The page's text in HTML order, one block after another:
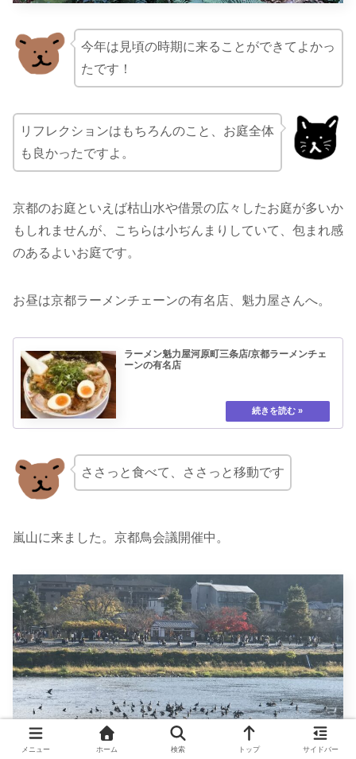
今年は見頃の時期に来ることができてよかっ
たです！
リフレクションはもちろんのこと、お庭全体
も良かったですよ。
京都のお庭といえば枯山水や借景の広々したお庭が多いか
もしれませんが、こちらは小ぢんまりしていて、包まれ感
のあるよいお庭です。
お昼は京都ラーメンチェーンの有名店、魁力屋さんへ。
ラーメン魁力屋河原町三条店/京都ラーメンチェ
ーンの有名店
ささっと食べて、ささっと移動です
嵐山に来ました。京都鳥会議開催中。
メニュー ホーム 検索 トップ サイドバー